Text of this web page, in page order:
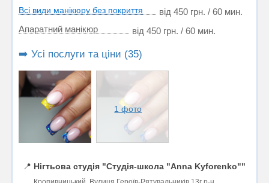
Всі види манікюру без покриття
від 450 грн. / 60 мин.
Апаратний манікюр
від 450 грн. / 60 мин.
➡️ Усі послуги та ціни (35)
1 фото
📍 Нігтьова студія "Студія-школа "Anna Kyforenko""